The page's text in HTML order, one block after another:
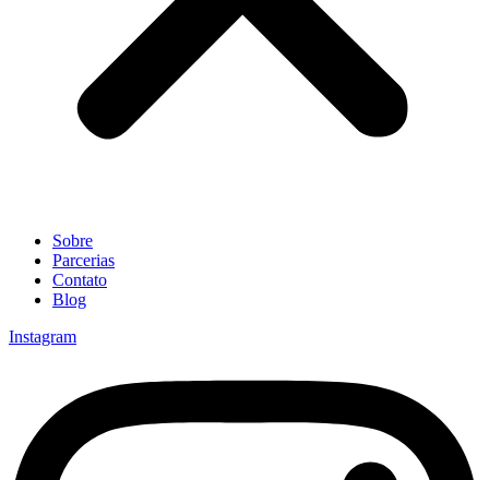
Sobre
Parcerias
Contato
Blog
Instagram